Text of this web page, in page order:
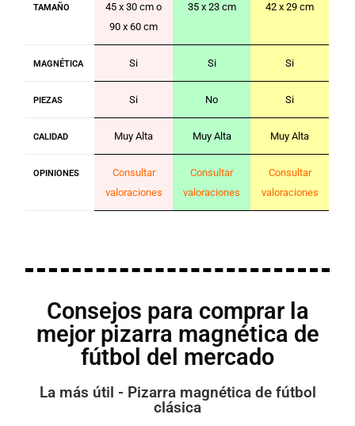
TAMAÑO
45 x 30 cm o
90 x 60 cm
35 x 23 cm 42 x 29 cm
MAGNÉTICA Si Si Si
PIEZAS Si No Si
CALIDAD Muy Alta Muy Alta Muy Alta
OPINIONES
Consultar
valoraciones
Consultar
valoraciones
Consultar
valoraciones
Consejos para comprar la
mejor pizarra magnética de
fútbol del mercado
La más útil - Pizarra magnética de fútbol
clásica